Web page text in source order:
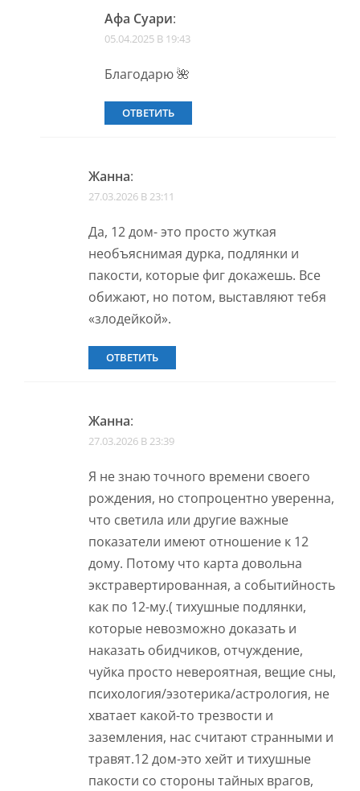
Афа Суари:
05.04.2025 В 19:43
Благодарю 🌺
ОТВЕТИТЬ
Жанна:
27.03.2026 В 23:11
Да, 12 дом- это просто жуткая
необъяснимая дурка, подлянки и
пакости, которые фиг докажешь. Все
обижают, но потом, выставляют тебя
«злодейкой».
ОТВЕТИТЬ
Жанна:
27.03.2026 В 23:39
Я не знаю точного времени своего
рождения, но стопроцентно уверенна,
что светила или другие важные
показатели имеют отношение к 12
дому. Потому что карта довольна
экстравертированная, а событийность
как по 12-му.( тихушные подлянки,
которые невозможно доказать и
наказать обидчиков, отчуждение,
чуйка просто невероятная, вещие сны,
психология/эзотерика/астрология, не
хватает какой-то трезвости и
заземления, нас считают странными и
травят.12 дом-это хейт и тихушные
пакости со стороны тайных врагов,